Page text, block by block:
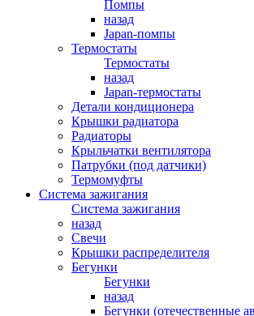
Помпы
назад
Japan-помпы
Термостаты
Термостаты
назад
Japan-термостаты
Детали кондиционера
Крышки радиатора
Радиаторы
Крыльчатки вентилятора
Патрубки (под датчики)
Термомуфты
Система зажигания
Система зажигания
назад
Свечи
Крышки распределителя
Бегунки
Бегунки
назад
Бегунки (отечественные